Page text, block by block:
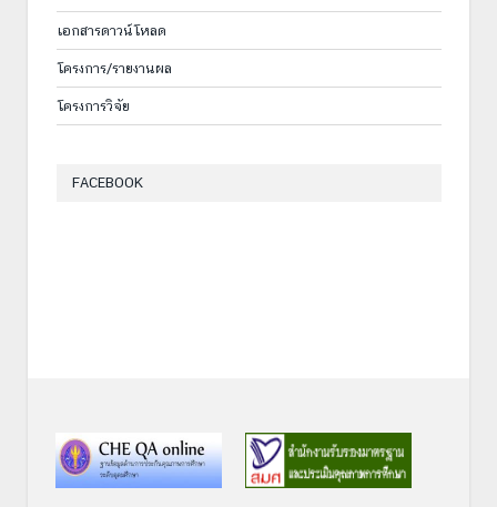
เอกสารดาวน์โหลด
โครงการ/รายงานผล
โครงการวิจัย
FACEBOOK